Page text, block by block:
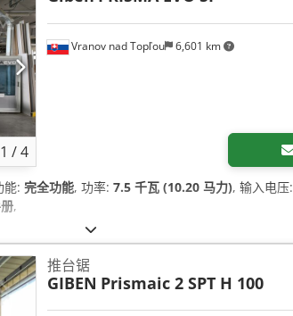
1 /4
Vranov nad Topľou 6,601 km
能: 完全功能, 功率: 7.5 千瓦 (10.20 马力), 输入电压:
,
推台锯
GIBEN Prismaic 2 SPT H 100